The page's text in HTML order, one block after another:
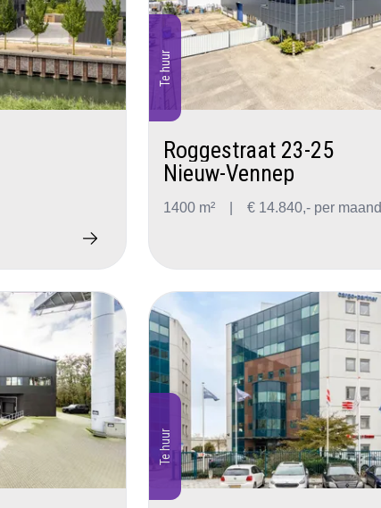
Te huur
Roggestraat 23-25
Nieuw-Vennep
1400 m² € 14.840,- per maand
Te huur